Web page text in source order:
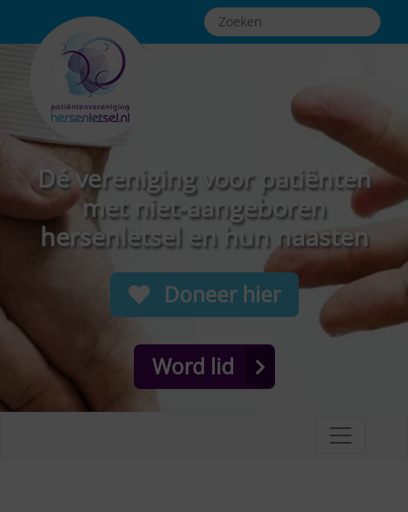
Dé vereniging voor patiënten
met niet-aangeboren
hersenletsel en hun naasten
Doneer hier
Word lid